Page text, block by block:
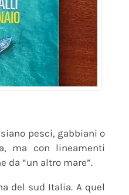
pesci, gabbiani o
ma con lineamenti
da “un altro mare”.
del sud Italia. A quel